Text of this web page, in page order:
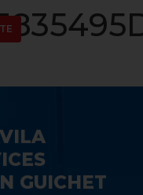
GUICHET